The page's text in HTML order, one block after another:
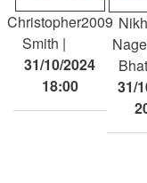
Christopher
Smith
2009
31/10/2024
18:00
Bhat
31/